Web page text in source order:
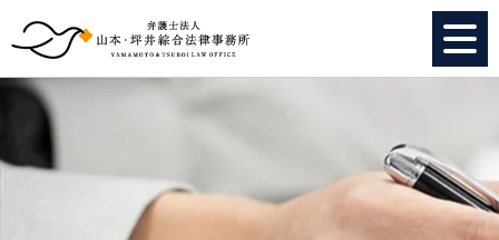
HOME
個人のお客様
法人のお客様